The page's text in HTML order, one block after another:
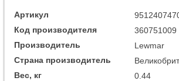
Артикул
Код производителя
360751009
Производитель
Lewmar
Страна производитель
Вес, кг
0.44